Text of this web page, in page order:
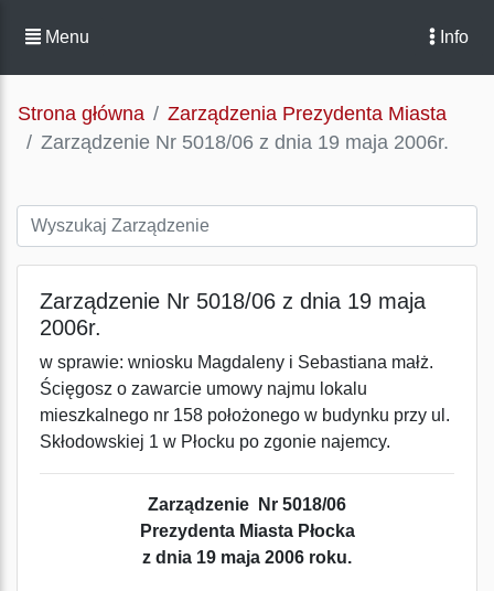
Menu Info
Strona główna
Zarządzenia Prezydenta Miasta
Zarządzenie Nr 5018/06 z dnia 19 maja 2006r.
Zarządzenie Nr 5018/06 z dnia 19 maja
2006r.
w sprawie: wniosku Magdaleny i Sebastiana małż.
Ścięgosz o zawarcie umowy najmu lokalu
mieszkalnego nr 158 położonego w budynku przy ul.
Skłodowskiej 1 w Płocku po zgonie najemcy.
Zarządzenie Nr 5018/06
Prezydenta Miasta Płocka
z dnia 19 maja 2006 roku.